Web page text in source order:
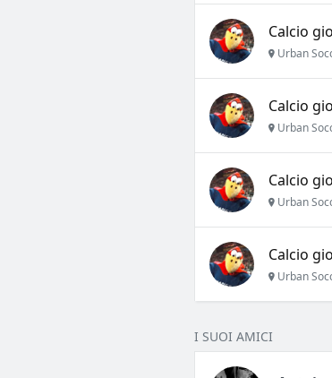
Calcio
Urban
Calcio
Urban
Calcio
Urban
Calcio
Urban
I SUOI AMICI